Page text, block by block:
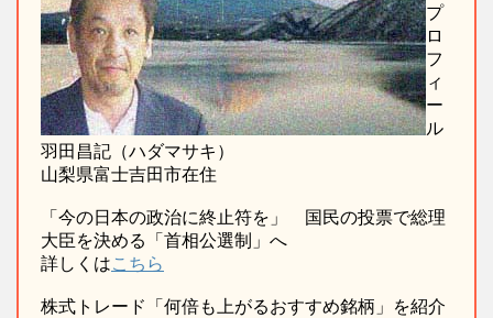
プ
ロ
フ
ィ
ー
ル
羽田昌記（ハダマサキ）
山梨県富士吉田市在住
「今の日本の政治に終止符を」 国民の投票で総理
大臣を決める「首相公選制」へ
詳しくはこちら
株式トレード「何倍も上がるおすすめ銘柄」を紹介